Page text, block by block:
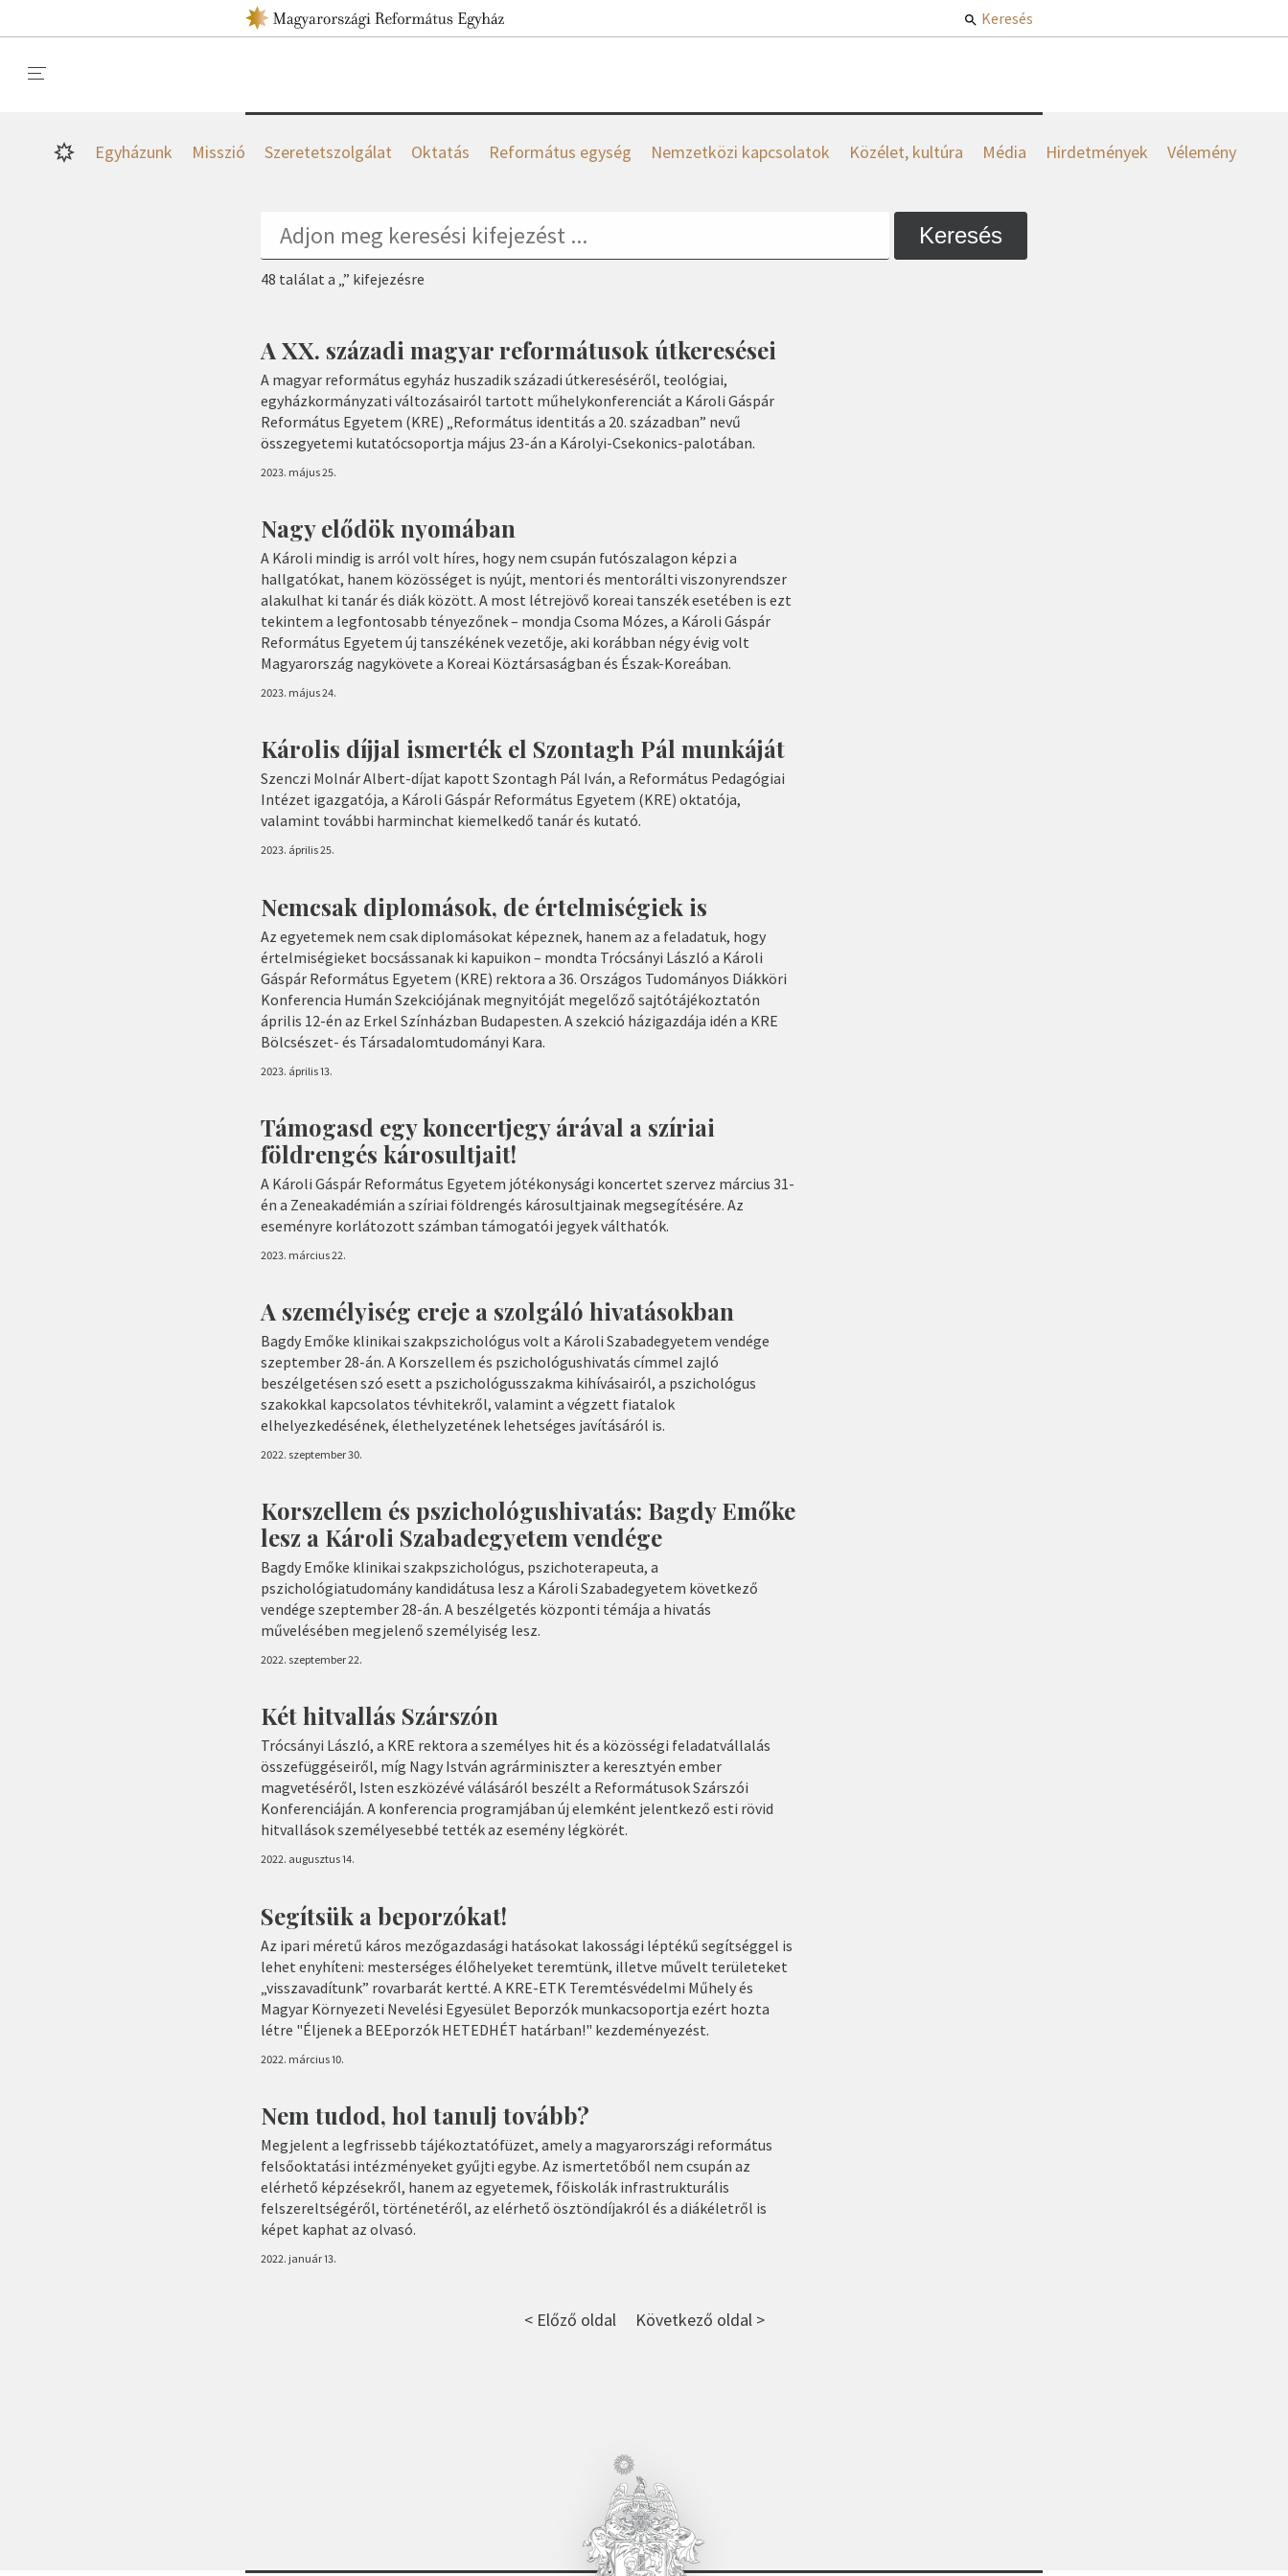
Keresés
Egyházunk Misszió Szeretetszolgálat Oktatás Református egység Nemzetközi kapcsolatok Közélet, kultúra Média Hirdetmények Vélemény
Keresés
48 találat a „” kifejezésre
A XX. századi magyar reformátusok útkeresései
A magyar református egyház huszadik századi útkereséséről, teológiai,
egyházkormányzati változásairól tartott műhelykonferenciát a Károli Gáspár
Református Egyetem (KRE) „Református identitás a 20. században” nevű
összegyetemi kutatócsoportja május 23-án a Károlyi-Csekonics-palotában.
2023. május 25.
Nagy elődök nyomában
A Károli mindig is arról volt híres, hogy nem csupán futószalagon képzi a
hallgatókat, hanem közösséget is nyújt, mentori és mentorálti viszonyrendszer
alakulhat ki tanár és diák között. A most létrejövő koreai tanszék esetében is ezt
tekintem a legfontosabb tényezőnek – mondja Csoma Mózes, a Károli Gáspár
Református Egyetem új tanszékének vezetője, aki korábban négy évig volt
Magyarország nagykövete a Koreai Köztársaságban és Észak-Koreában.
2023. május 24.
Károlis díjjal ismerték el Szontagh Pál munkáját
Szenczi Molnár Albert-díjat kapott Szontagh Pál Iván, a Református Pedagógiai
Intézet igazgatója, a Károli Gáspár Református Egyetem (KRE) oktatója,
valamint további harminchat kiemelkedő tanár és kutató.
2023. április 25.
Nemcsak diplomások, de értelmiségiek is
Az egyetemek nem csak diplomásokat képeznek, hanem az a feladatuk, hogy
értelmiségieket bocsássanak ki kapuikon – mondta Trócsányi László a Károli
Gáspár Református Egyetem (KRE) rektora a 36. Országos Tudományos Diákköri
Konferencia Humán Szekciójának megnyitóját megelőző sajtótájékoztatón
április 12-én az Erkel Színházban Budapesten. A szekció házigazdája idén a KRE
Bölcsészet- és Társadalomtudományi Kara.
2023. április 13.
Támogasd egy koncertjegy árával a szíriai
földrengés károsultjait!
A Károli Gáspár Református Egyetem jótékonysági koncertet szervez március 31-
én a Zeneakadémián a szíriai földrengés károsultjainak megsegítésére. Az
eseményre korlátozott számban támogatói jegyek válthatók.
2023. március 22.
A személyiség ereje a szolgáló hivatásokban
Bagdy Emőke klinikai szakpszichológus volt a Károli Szabadegyetem vendége
szeptember 28-án. A Korszellem és pszichológushivatás címmel zajló
beszélgetésen szó esett a pszichológusszakma kihívásairól, a pszichológus
szakokkal kapcsolatos tévhitekről, valamint a végzett fiatalok
elhelyezkedésének, élethelyzetének lehetséges javításáról is.
2022. szeptember 30.
Korszellem és pszichológushivatás: Bagdy Emőke
lesz a Károli Szabadegyetem vendége
Bagdy Emőke klinikai szakpszichológus, pszichoterapeuta, a
pszichológiatudomány kandidátusa lesz a Károli Szabadegyetem következő
vendége szeptember 28-án. A beszélgetés központi témája a hivatás
művelésében megjelenő személyiség lesz.
2022. szeptember 22.
Két hitvallás Szárszón
Trócsányi László, a KRE rektora a személyes hit és a közösségi feladatvállalás
összefüggéseiről, míg Nagy István agrárminiszter a keresztyén ember
magvetéséről, Isten eszközévé válásáról beszélt a Reformátusok Szárszói
Konferenciáján. A konferencia programjában új elemként jelentkező esti rövid
hitvallások személyesebbé tették az esemény légkörét.
2022. augusztus 14.
Segítsük a beporzókat!
Az ipari méretű káros mezőgazdasági hatásokat lakossági léptékű segítséggel is
lehet enyhíteni: mesterséges élőhelyeket teremtünk, illetve művelt területeket
„visszavadítunk” rovarbarát kertté. A KRE-ETK Teremtésvédelmi Műhely és
Magyar Környezeti Nevelési Egyesület Beporzók munkacsoportja ezért hozta
létre "Éljenek a BEEporzók HETEDHÉT határban!" kezdeményezést.
2022. március 10.
Nem tudod, hol tanulj tovább?
Megjelent a legfrissebb tájékoztatófüzet, amely a magyarországi református
felsőoktatási intézményeket gyűjti egybe. Az ismertetőből nem csupán az
elérhető képzésekről, hanem az egyetemek, főiskolák infrastrukturális
felszereltségéről, történetéről, az elérhető ösztöndíjakról és a diákéletről is
képet kaphat az olvasó.
2022. január 13.
< Előző oldal Következő oldal >